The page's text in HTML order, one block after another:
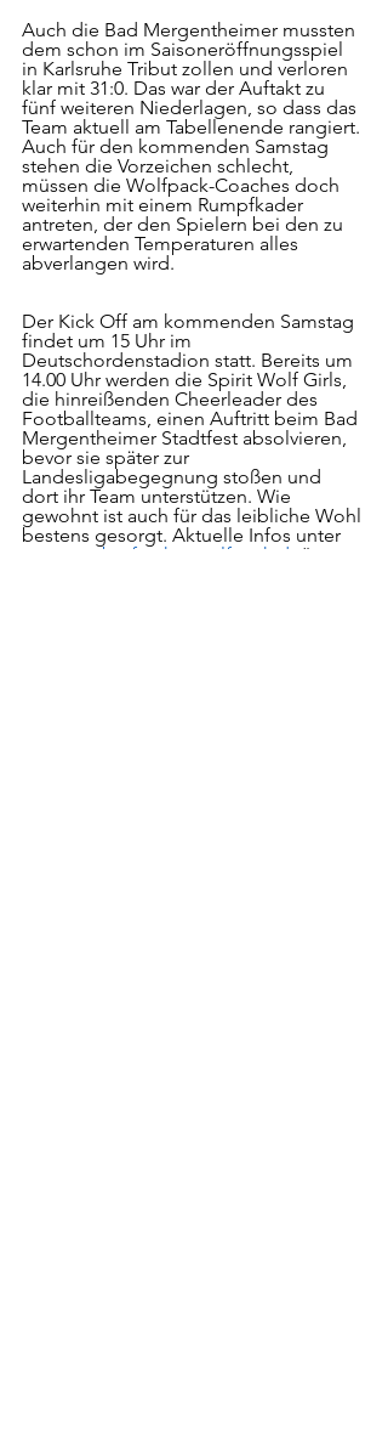
Auch die Bad Mergentheimer mussten
dem schon im Saisoneröffnungsspiel
in Karlsruhe Tribut zollen und verloren
klar mit 31:0. Das war der Auftakt zu
fünf weiteren Niederlagen, so dass das
Team aktuell am Tabellenende rangiert.
Auch für den kommenden Samstag
stehen die Vorzeichen schlecht,
müssen die Wolfpack-Coaches doch
weiterhin mit einem Rumpfkader
antreten, der den Spielern bei den zu
erwartenden Temperaturen alles
abverlangen wird.
Der Kick Off am kommenden Samstag
findet um 15 Uhr im
Deutschordenstadion statt. Bereits um
14.00 Uhr werden die Spirit Wolf Girls,
die hinreißenden Cheerleader des
Footballteams, einen Auftritt beim Bad
Mergentheimer Stadtfest absolvieren,
bevor sie später zur
Landesligabegegnung stoßen und
dort ihr Team unterstützen. Wie
gewohnt ist auch für das leibliche Wohl
bestens gesorgt. Aktuelle Infos unter
www.tauberfrankenwolfpack.de
“